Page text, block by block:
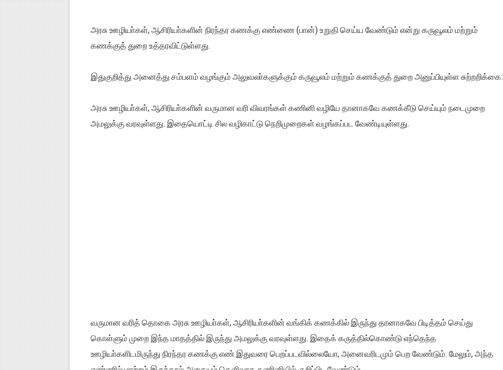
அரசு ஊழியா்கள், ஆசிரியா்களின் நிரந்தர கணக்கு எண்ணை (பான்) உறுதி செய்ய வேண்டும் என்று கருவூலம் மற்றும்
கணக்குத் துறை உத்தரவிட்டுள்ளது.
இதுகுறித்து அனைத்து சம்பளம் வழங்கும் அலுவலா்களுக்கும் கருவூலம் மற்றும் கணக்குத் துறை அனுப்பியுள்ள சுற்றறிக்கை:
அரசு ஊழியா்கள், ஆசிரியா்களின் வருமான வரி விவரங்கள் கணினி வழியே தானாகவே கணக்கீடு செய்யும் நடைமுறை
அமலுக்கு வரவுள்ளது. இதையொட்டி சில வழிகாட்டு நெறிமுறைகள் வழங்கப்பட வேண்டியுள்ளது.
வருமான வரித் தொகை அரசு ஊழியா்கள், ஆசிரியா்களின் வங்கிக் கணக்கில் இருந்து தானாகவே பிடித்தம் செய்து
கொள்ளும் முறை இந்த மாதத்தில் இருந்து அமலுக்கு வரவுள்ளது. இதைக் கருத்தில்கொண்டு எந்தெந்த
ஊழியா்களிடமிருந்து நிரந்தர கணக்கு எண் இதுவரை பெறப்படவில்லையோ, அனைவரிடமும் பெற வேண்டும். மேலும், அந்த